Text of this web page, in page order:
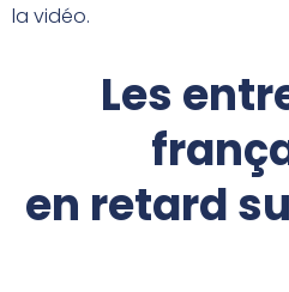
la vidéo.
Les
en retard